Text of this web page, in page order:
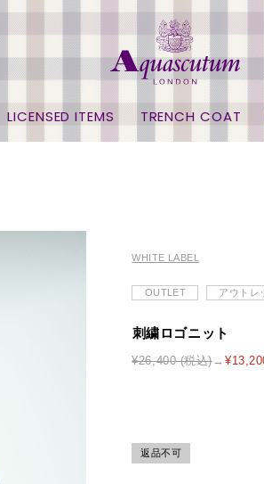
LICENSED ITEMS TRENCH COAT
WHITE LABEL
OUTLET アウトレ
刺繍ロゴニット
¥26,400 (税込)
返品不可